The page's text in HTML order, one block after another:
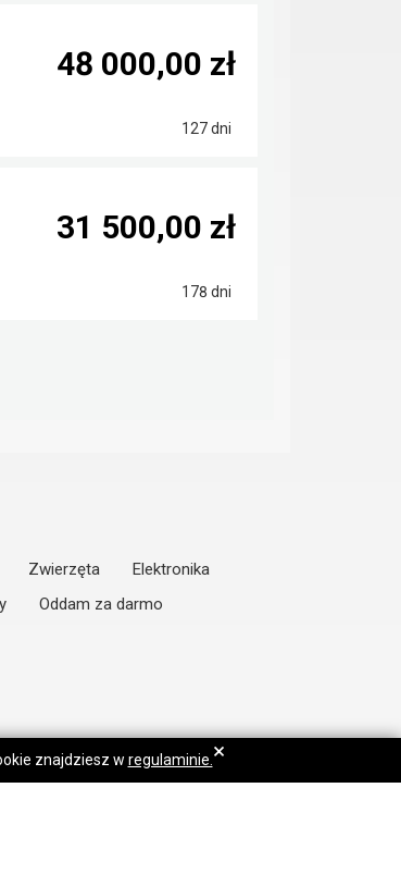
127 dni
48 000,00 zł
178 dni
31 500,00 zł
Zwierzęta
Elektronika
Oddam za darmo
znajdziesz w regulaminie. ×